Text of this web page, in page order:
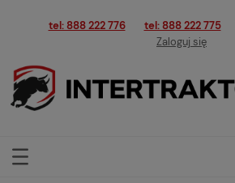
tel: 888 222 776 tel: 888 222 775
Zaloguj się